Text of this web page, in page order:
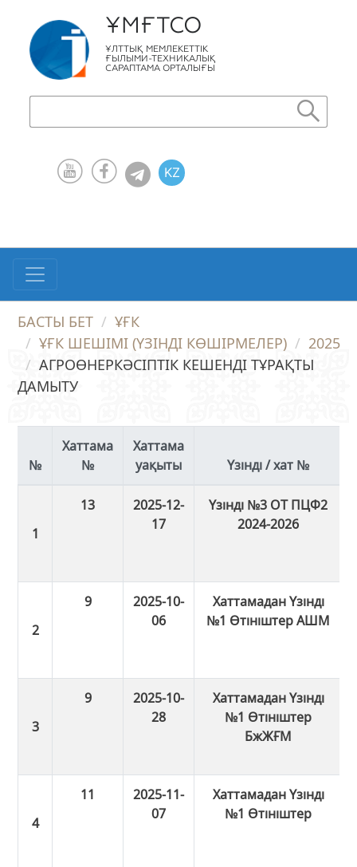
ҰМҒТСО
ҰЛТТЫҚ МЕМЛЕКЕТТІК
ҒЫЛЫМИ-ТЕХНИКАЛЫҚ
САРАПТАМА ОРТАЛЫҒЫ
KZ
БАСТЫ БЕТ
ҰҒК
ҰҒК ШЕШІМІ (ҮЗІНДІ КӨШІРМЕЛЕР)
2025
АГРОӨНЕРКӘСІПТІК КЕШЕНДІ ТҰРАҚТЫ
ДАМЫТУ
Хаттама
№
Хаттама
уақыты
Үзінді / хат №
13
2025-12-
17
Үзінді №3 ОТ ПЦФ2
2024-2026
9
2025-10-
06
Хаттамадан Үзінді
№1 Өтініштер АШМ
9
2025-10-
28
Хаттамадан Үзінді
№1 Өтініштер
БжЖҒМ
11
2025-11-
07
Хаттамадан Үзінді
№1 Өтініштер